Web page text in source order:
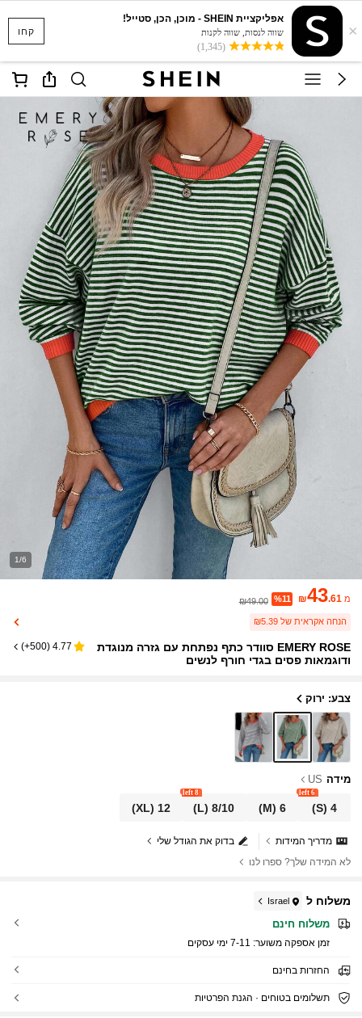
קחו ×
אפליקציית SHEIN - מוכן, הכן, סטייל!
שווה לנסות, שווה לקנות
(1,345)
1/6
מ ₪43.61
%11
₪49.00
הנחה אקראית של ₪5.39
EMERY ROSE סוודר כתף נפתחת עם גזרה מנוגדת
ודוגמאות פסים בגדי חורף לנשים
4.77
(
500+
)
צבע: ירוק
מידה US
4
(S)
6 left
6
(M)
8/10
(L)
8 left
12
(XL)
בדוק את הגודל שלי
מדריך המידות
לא המידה שלך? ספרו לנו
משלוח ל Israel
משלוח חינם
זמן אספקה ​​משוער: 7-11 ימי עסקים
החזרות בחינם
תשלומים בטוחים · הגנת הפרטיות